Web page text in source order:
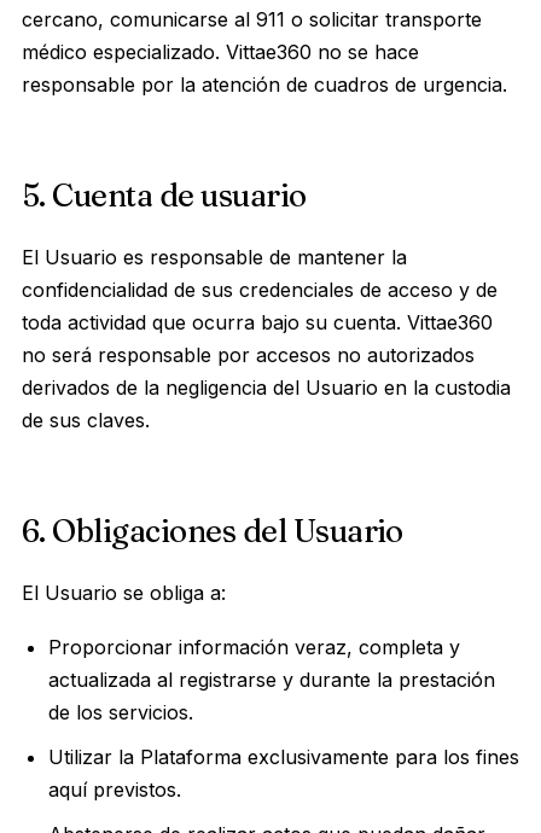
cercano, comunicarse al 911 o solicitar transporte
médico especializado. Vittae360 no se hace
responsable por la atención de cuadros de urgencia.
5. Cuenta de usuario
El Usuario es responsable de mantener la
confidencialidad de sus credenciales de acceso y de
toda actividad que ocurra bajo su cuenta. Vittae360
no será responsable por accesos no autorizados
derivados de la negligencia del Usuario en la custodia
de sus claves.
6. Obligaciones del Usuario
El Usuario se obliga a:
Proporcionar información veraz, completa y
actualizada al registrarse y durante la prestación
de los servicios.
Utilizar la Plataforma exclusivamente para los fines
aquí previstos.